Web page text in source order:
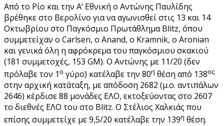
Από το Ρίο και την Α’ Εθνική ο Αντώνης Παυλίδης
βρέθηκε στο Βερολίνο για να αγωνισθεί στις 13 και 14
Οκτωβρίου στο Παγκόσμιο Πρωτάθλημα Blitz, όπου
συμμετείχαν o Carlsen, o Anand, o Kramnik, o Aronian
και γενικά όλη η αφρόκρεμα του παγκόσμιου σκακιού
(181 συμμετοχές, 153 GM). Ο Αντώνης με 11/20 (δεν
πρόλαβε τον 1ο γύρο) κατέλαβε την 80η θέση από 138ος
στην αρχική κατάταξη, με απόδοση 2682 (μ.ο. αντιπάλων
2646) κέρδισε 88 μονάδες ΕΛΟ, εκτοξεύοντας στο 2607
το διεθνές ΕΛΟ του στο Blitz. Ο Στέλιος Χαλκιάς που
επίσης συμμετείχε με 9,5/20 κατέλαβε την 139η θέση.